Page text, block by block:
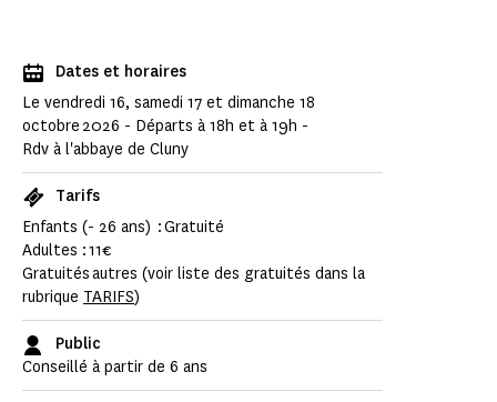
Dates et horaires
Le vendredi 16, samedi 17 et dimanche 18
octobre 2026 - Départs à 18h et à 19h -
Rdv à l'abbaye de Cluny
Tarifs
Enfants (- 26 ans) : Gratuité
Adultes : 11€
Gratuités autres (voir liste des gratuités dans la
rubrique TARIFS)
Public
Conseillé à partir de 6 ans